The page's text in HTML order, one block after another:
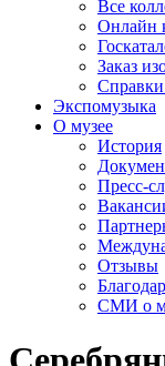
Все
Онлайн
Заказ
Экспомузыка
О музее
История
Пресс-
Отзывы
СМИ о